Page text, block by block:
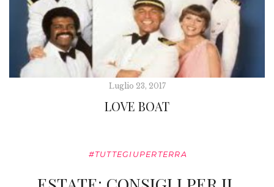
Luglio 23, 2017
LOVE BOAT
#TUTTEGIUPERTERRA